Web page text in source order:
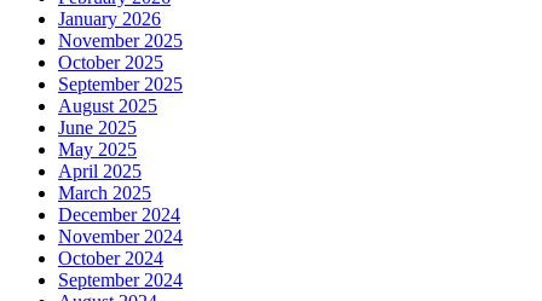
January 2026
November 2025
October 2025
September 2025
August 2025
June 2025
May 2025
April 2025
March 2025
December 2024
November 2024
October 2024
September 2024